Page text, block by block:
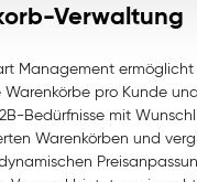
Verwaltung
Management
pro Kunde
Bedürfnisse mit
Warenkörben und